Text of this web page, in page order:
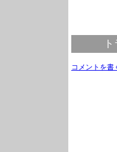
コメントを書